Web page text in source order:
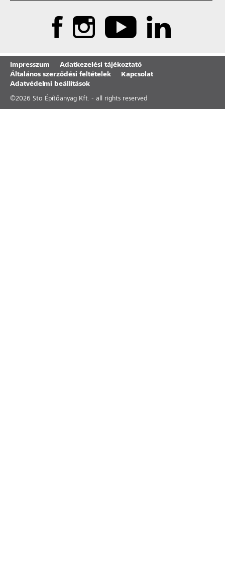
Impresszum
Adatkezelési tájékoztató
Általános szerződési feltételek
Kapcsolat
Adatvédelmi beállítások
©2026 Sto Építõanyag Kft. - all rights reserved